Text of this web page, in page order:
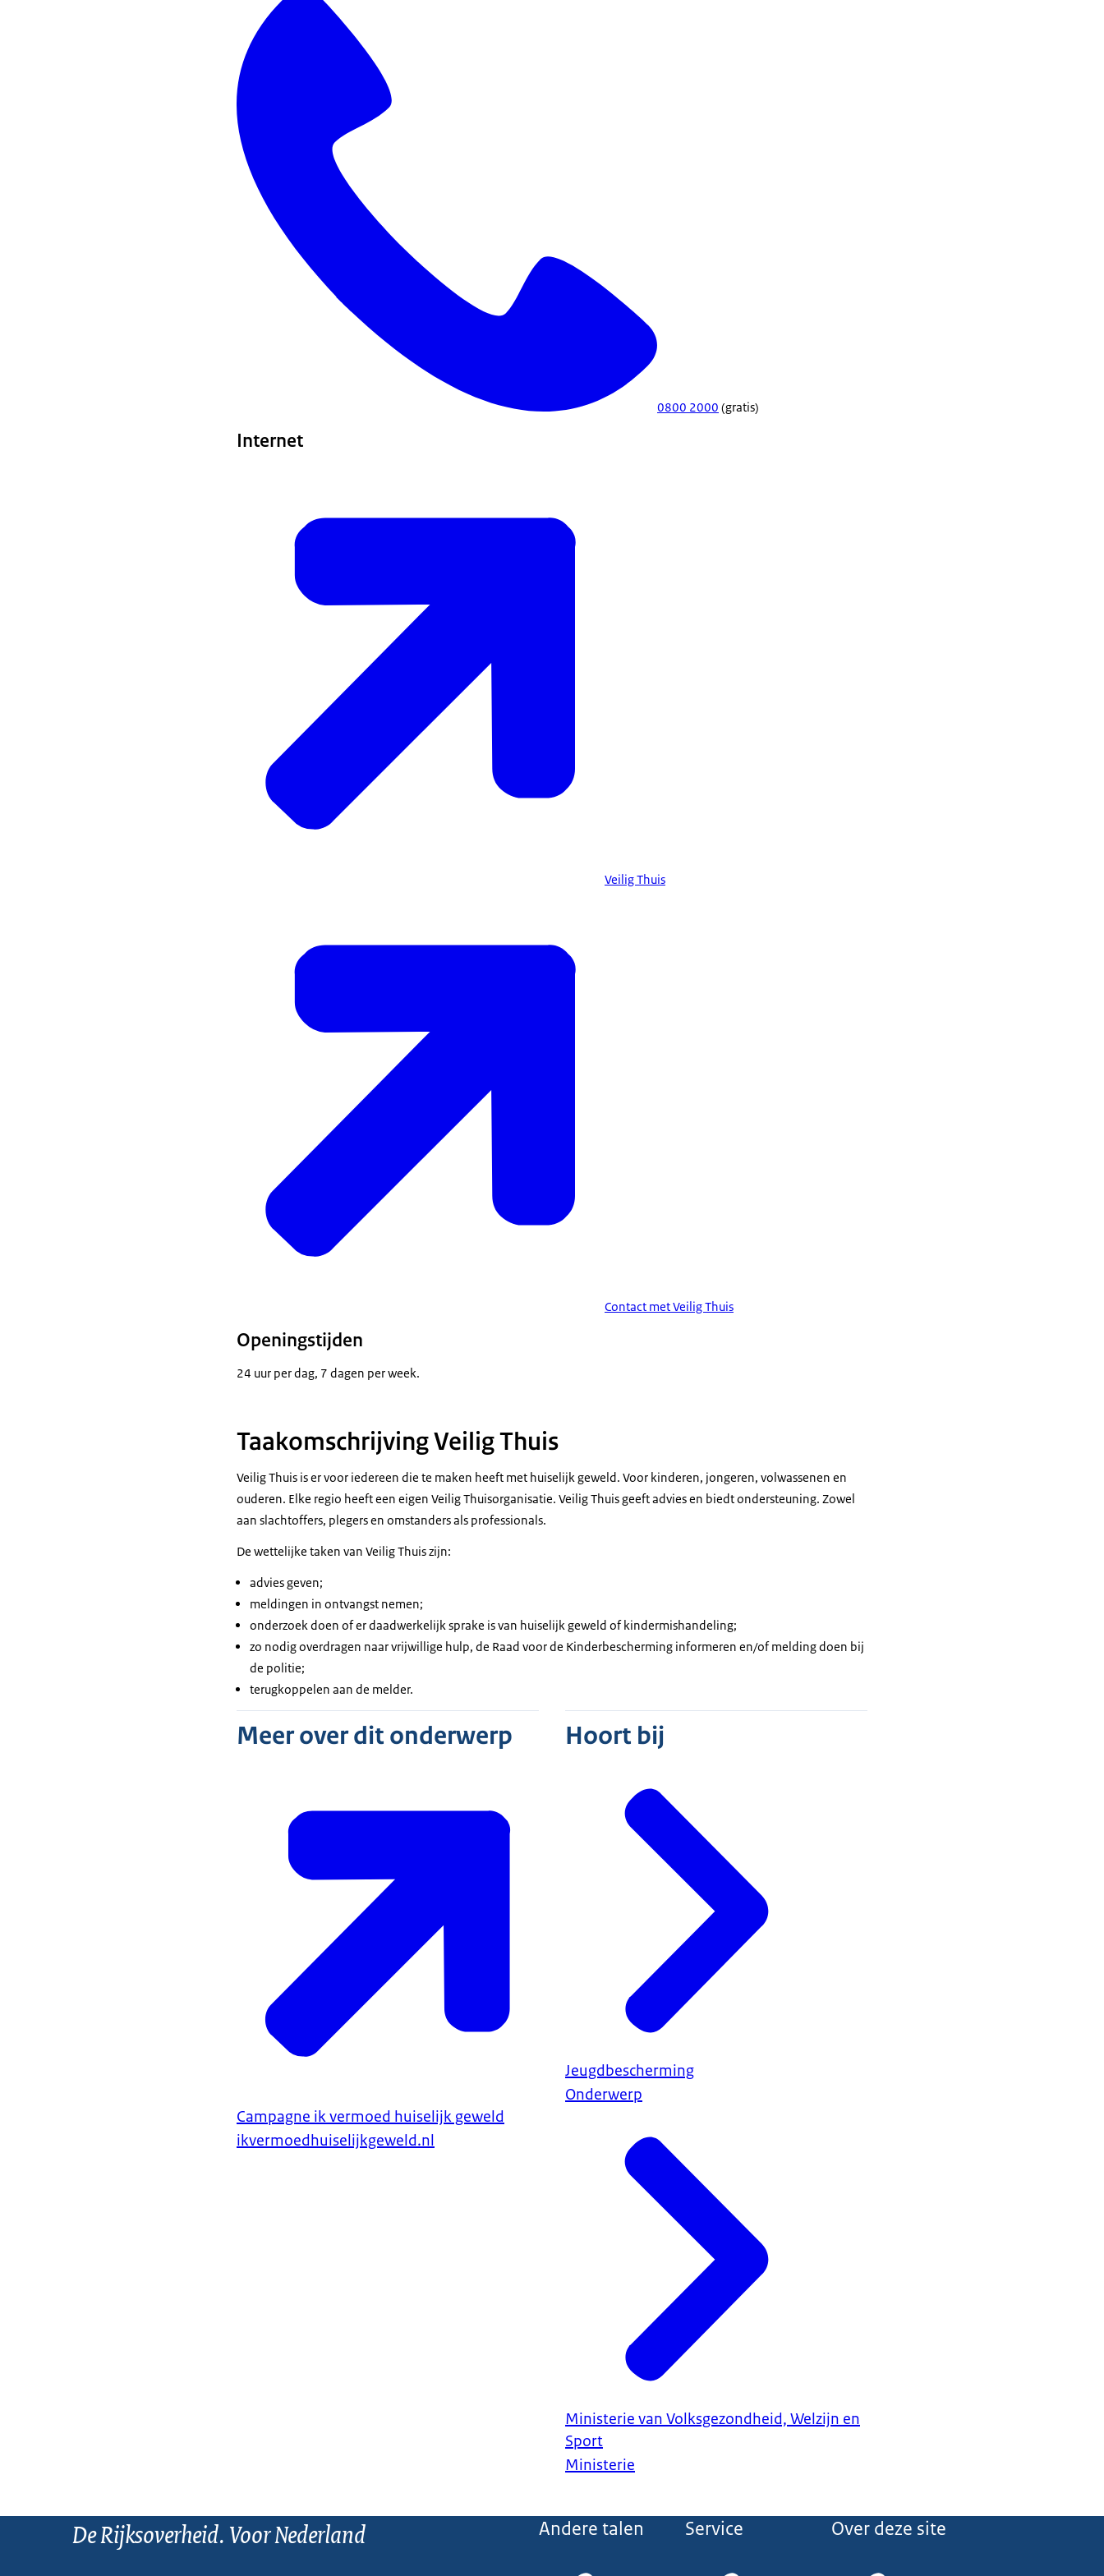
0800 2000 (gratis)
Internet
Veilig Thuis
Contact met Veilig Thuis
Openingstijden
24 uur per dag, 7 dagen per week.
Taakomschrijving Veilig Thuis
Veilig Thuis is er voor iedereen die te maken heeft met huiselijk geweld. Voor kinderen, jongeren, volwassenen en
ouderen. Elke regio heeft een eigen Veilig Thuisorganisatie. Veilig Thuis geeft advies en biedt ondersteuning. Zowel
aan slachtoffers, plegers en omstanders als professionals.
De wettelijke taken van Veilig Thuis zijn:
advies geven;
meldingen in ontvangst nemen;
onderzoek doen of er daadwerkelijk sprake is van huiselijk geweld of kindermishandeling;
zo nodig overdragen naar vrijwillige hulp, de Raad voor de Kinderbescherming informeren en/of melding doen bij
de politie;
terugkoppelen aan de melder.
Meer over dit onderwerp
Campagne ik vermoed huiselijk geweld
ikvermoedhuiselijkgeweld.nl
Hoort bij
Jeugdbescherming
Onderwerp
Ministerie van Volksgezondheid, Welzijn en
Sport
Ministerie
De Rijksoverheid. Voor Nederland Andere talen Service Over deze site